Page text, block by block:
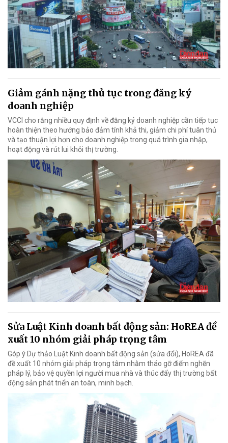
Giảm gánh nặng thủ tục trong đăng ký
doanh nghiệp
VCCI cho rằng nhiều quy định về đăng ký doanh nghiệp cần tiếp tục
hoàn thiện theo hướng bảo đảm tính khả thi, giảm chi phí tuân thủ
và tạo thuận lợi hơn cho doanh nghiệp trong quá trình gia nhập,
hoạt động và rút lui khỏi thị trường.
Sửa Luật Kinh doanh bất động sản: HoREA đề
xuất 10 nhóm giải pháp trọng tâm
Góp ý Dự thảo Luật Kinh doanh bất động sản (sửa đổi), HoREA đã
đề xuất 10 nhóm giải pháp trọng tâm nhằm tháo gỡ điểm nghẽn
pháp lý, bảo vệ quyền lợi người mua nhà và thúc đẩy thị trường bất
động sản phát triển an toàn, minh bạch.